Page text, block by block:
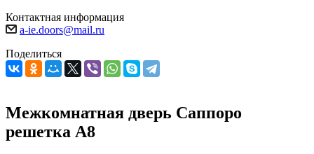
Контактная информация
a-ie.doors@mail.ru
Поделиться
Межкомнатная дверь Саппоро
решетка А8